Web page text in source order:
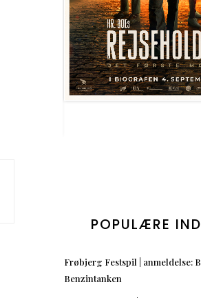
POPULÆRE
Frøbjerg Festspil | anmeldelse:
Benzintanken